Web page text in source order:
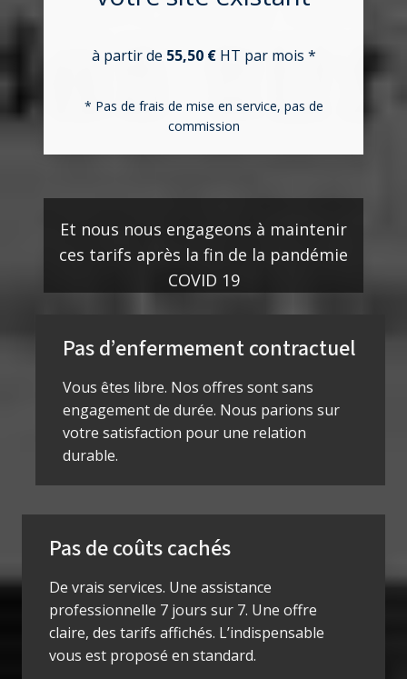
à partir de 55,50 €HT par mois *
* Pas de frais de mise en service, pas de
commission
Et nous nous engageons à maintenir
ces tarifs après la fin de la pandémie
COVID 19
Pas d’enfermementcontractuel
Vous êtes libre. Nos offres sont sans
engagement de durée. Nous parions sur
votre satisfaction pour une relation
durable.
Pas decoûts cachés
De vrais services. Une assistance
professionnelle 7 jours sur 7. Une offre
claire, des tarifs affichés. L’indispensable
vous est proposé en standard.